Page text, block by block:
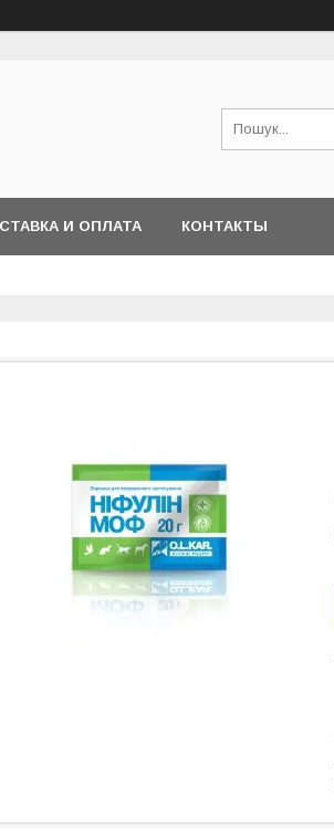
И ОПЛАТА КОНТАКТЫ